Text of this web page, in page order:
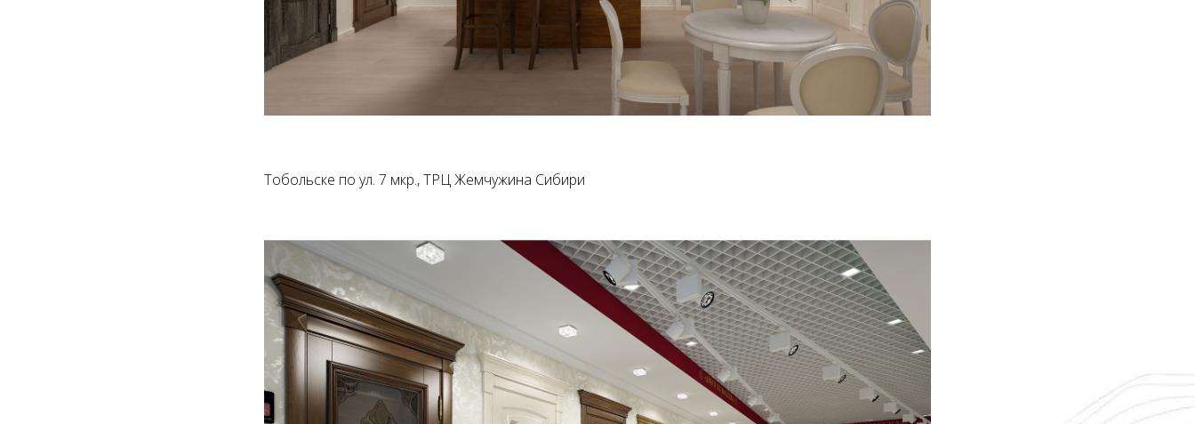
Тобольске по ул. 7 мкр., ТРЦ Жемчужина Сибири